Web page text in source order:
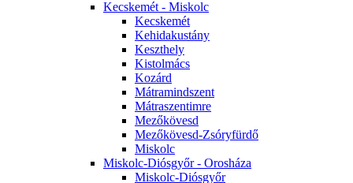
Kecskemét - Miskolc
Kecskemét
Kehidakustány
Keszthely
Kistolmács
Kozárd
Mátramindszent
Mátraszentimre
Mezőkövesd
Mezőkövesd-Zsóryfürdő
Miskolc
Miskolc-Diósgyőr - Orosháza
Miskolc-Diósgyőr